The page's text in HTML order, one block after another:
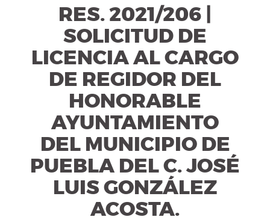
RES. 2021/206 |
SOLICITUD DE
LICENCIA AL CARGO
DE REGIDOR DEL
HONORABLE
AYUNTAMIENTO
DEL MUNICIPIO DE
PUEBLA DEL C. JOSÉ
LUIS GONZÁLEZ
ACOSTA.